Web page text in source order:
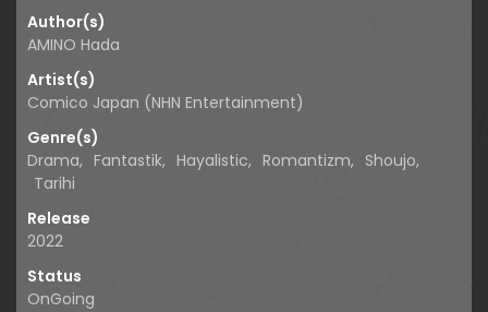
Author(s)
AMINO Hada
Artist(s)
Comico Japan (NHN Entertainment)
Genre(s)
Drama, Fantastik, Hayalistic, Romantizm, Shoujo,
Tarihi
Release
2022
Status
OnGoing